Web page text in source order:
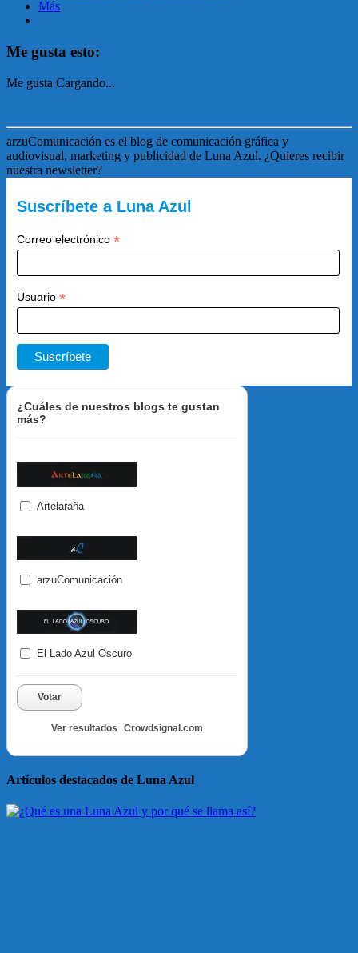
Más
Me gusta esto:
Me gusta Cargando...
arzuComunicación es el blog de comunicación gráfica y
audiovisual, marketing y publicidad de Luna Azul. ¿Quieres recibir
nuestra newsletter?
Suscríbete a Luna Azul
Correo electrónico *
Usuario *
¿Cuáles de nuestros blogs te gustan
más?
Artelaraña
arzuComunicación
El Lado Azul Oscuro
Votar
Ver resultados Crowdsignal.com
Artículos destacados de Luna Azul